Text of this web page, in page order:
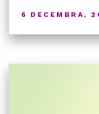
6 DECEMBRA,